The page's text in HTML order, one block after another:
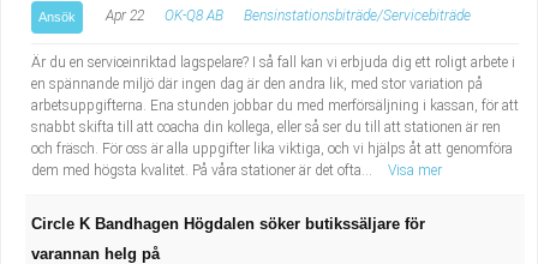
Ansök Apr 22 OK-Q8 AB Bensinstationsbiträde/Servicebiträde
Är du en serviceinriktad lagspelare? I så fall kan vi erbjuda dig ett roligt arbete i
en spännande miljö där ingen dag är den andra lik, med stor variation på
arbetsuppgifterna. Ena stunden jobbar du med merförsäljning i kassan, för att
snabbt skifta till att coacha din kollega, eller så ser du till att stationen är ren
och fräsch. För oss är alla uppgifter lika viktiga, och vi hjälps åt att genomföra
dem med högsta kvalitet. På våra stationer är det ofta...
Visa mer
Circle K Bandhagen Högdalen söker butikssäljare för
varannan helg på